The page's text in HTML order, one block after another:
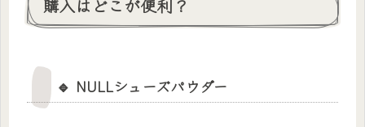
購入はどこが便利？
🔹 NULLシューズパウダー